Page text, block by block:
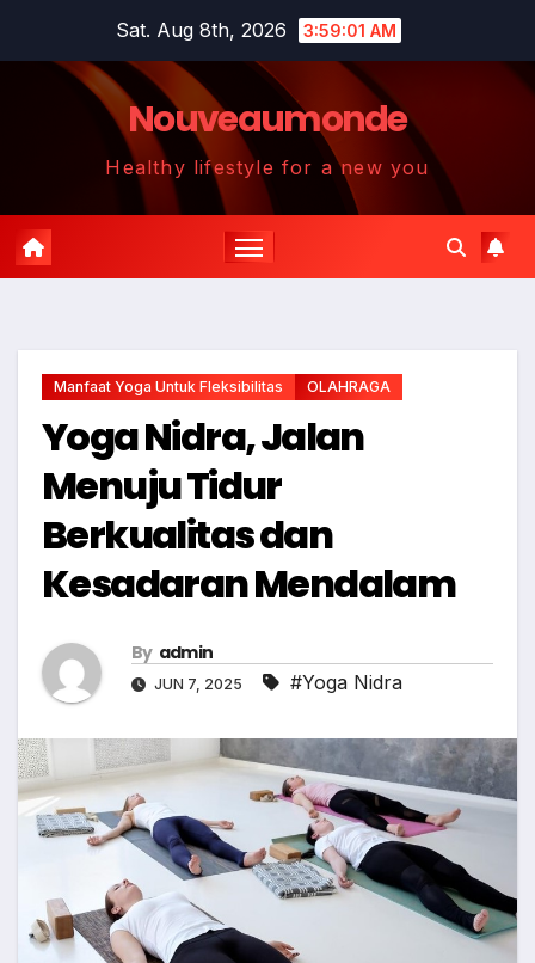
Sat. Aug 8th, 2026 3:59:02 AM
Nouveaumonde
Healthy lifestyle for a new you
Manfaat Yoga Untuk Fleksibilitas OLAHRAGA
Yoga Nidra, Jalan
Menuju Tidur
Berkualitas dan
Kesadaran Mendalam
By admin
JUN 7, 2025 #Yoga Nidra